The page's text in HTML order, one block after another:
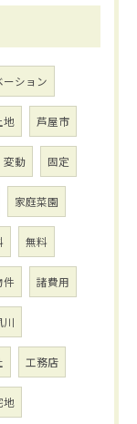
ーション
地 芦屋市
変動 固定
家庭菜園
無料
件 諸費用
川
工務店
地